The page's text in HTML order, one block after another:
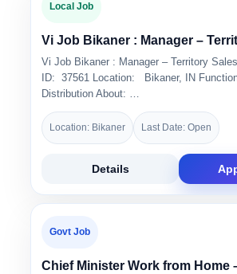
Local Job
Vi Job Bikaner : Manager –
Vi Job Bikaner : Manager – Territory
ID: 37561 Location: Bikaner, IN
Distribution About: …
Location: Bikaner Last Date: Open
Details
Govt Job
Chief Minister Work from Home